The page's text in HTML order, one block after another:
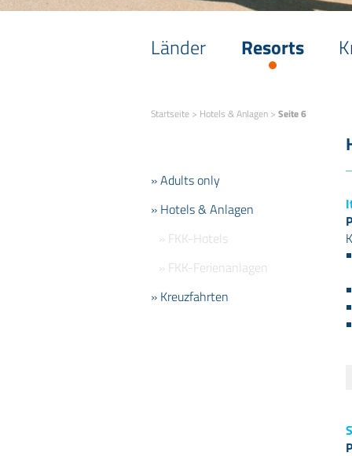
Länder Resorts
Startseite > Hotels & Anlagen > Seite 6
» Adults only
» Hotels & Anlagen
» FKK-Hotels
» FKK-Ferienanlagen
» Kreuzfahrten